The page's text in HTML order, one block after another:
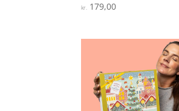
Vurderet
4.9
kr. 179,00